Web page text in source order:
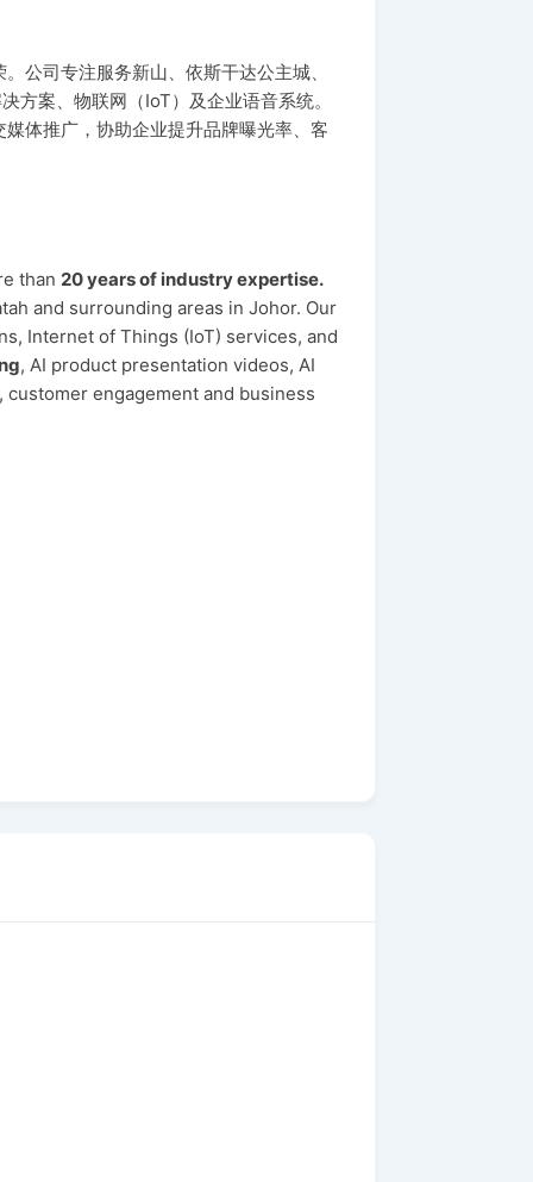
。公司专注服务新山、依斯干达公主城、
方案、物联网（IoT）及企业语音系统。
体推广，协助企业提升品牌曝光率、客
than 20 years of industry expertise.
and surrounding areas in Johor. Our
Internet of Things (IoT) services, and
, AI product presentation videos, AI
engagement and business